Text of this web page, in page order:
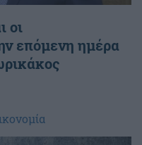
οι
επόμενη ημέρα